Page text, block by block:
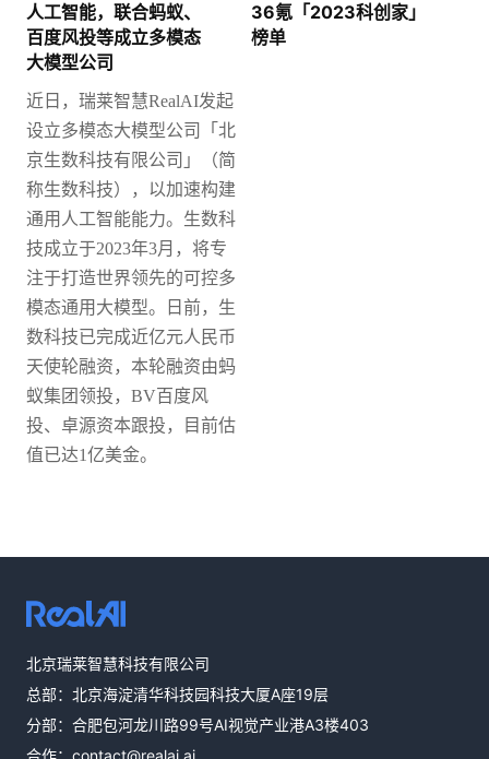
人工智能，联合蚂蚁、
百度风投等成立多模态
大模型公司
近日，瑞莱智慧RealAI发起
设立多模态大模型公司「北
京生数科技有限公司」（简
称生数科技），以加速构建
通用人工智能能力。 生数科
技成立于2023年3月，将专
注于打造世界领先的可控多
模态通用大模型。日前，生
数科技已完成近亿元人民币
天使轮融资，本轮融资由蚂
蚁集团领投，BV百度风
投、卓源资本跟投，目前估
值已达1亿美金。
36氪「2023科创家」
榜单
北京瑞莱智慧科技有限公司
总部：北京海淀清华科技园科技大厦A座19层
分部：合肥包河龙川路99号AI视觉产业港A3楼403
邮件咨询
contact@realai.ai